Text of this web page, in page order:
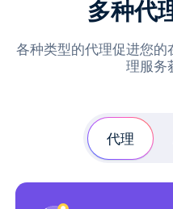
多种代
各种类型的代理促进您
理服务
代理